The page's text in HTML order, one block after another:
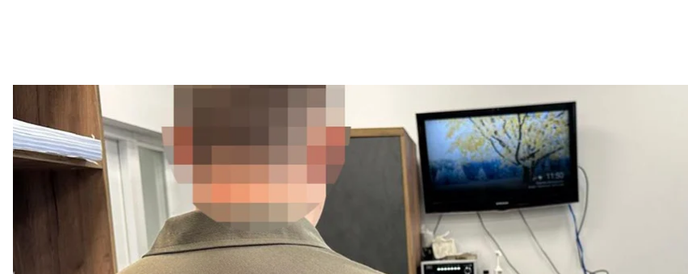
СБУ
Низці посадовців райадміністрацій Львова оголосили підозри у справі про розкрадання
на ліквідацію наслідків російського удару.
Про це повідомили вОфісі генпрокурора обласному управлінні СБУ.
міськради, підозри вручили керівникові ЛКП «Рембуд» Олегу Поліщуку, заступниці
районної адміністрації Ользі Струмеляк та голові Галицької районної адміністрації Галині Гладяк.